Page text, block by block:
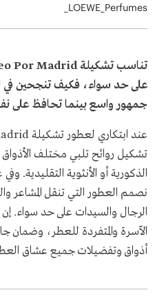
LOEWE_Perfumes_
على حد سواء، فكيف تنجحين في
جمهور واسع بينما تحافظ على
تشكيل روائح تلبي مختلف الأذواق
نصمم العطور التي تنقل المشاعر
الرجال والسيدات على حد سواء.
الآسرة والمتفردة للعطر، وضمان
أذواق وتفضيلات جميع عشاق